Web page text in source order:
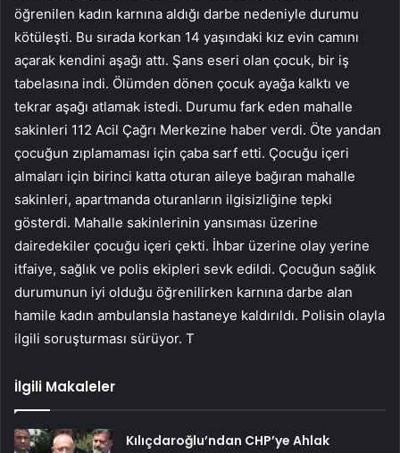
öğrenilen kadın karnına aldığı darbe nedeniyle durumu
kötüleşti. Bu sırada korkan 14 yaşındaki kız evin camını
açarak kendini aşağı attı. Şans eseri olan çocuk, bir iş
tabelasına indi. Ölümden dönen çocuk ayağa kalktı ve
tekrar aşağı atlamak istedi. Durumu fark eden mahalle
sakinleri 112 Acil Çağrı Merkezine haber verdi. Öte yandan
çocuğun zıplamaması için çaba sarf etti. Çocuğu içeri
almaları için birinci katta oturan aileye bağıran mahalle
sakinleri, apartmanda oturanların ilgisizliğine tepki
gösterdi. Mahalle sakinlerinin yansıması üzerine
dairedekiler çocuğu içeri çekti. İhbar üzerine olay yerine
itfaiye, sağlık ve polis ekipleri sevk edildi. Çocuğun sağlık
durumunun iyi olduğu öğrenilirken karnına darbe alan
hamile kadın ambulansla hastaneye kaldırıldı. Polisin olayla
ilgili soruşturması sürüyor. T
İlgili Makaleler
Kılıçdaroğlu’ndan CHP’ye Ahlak